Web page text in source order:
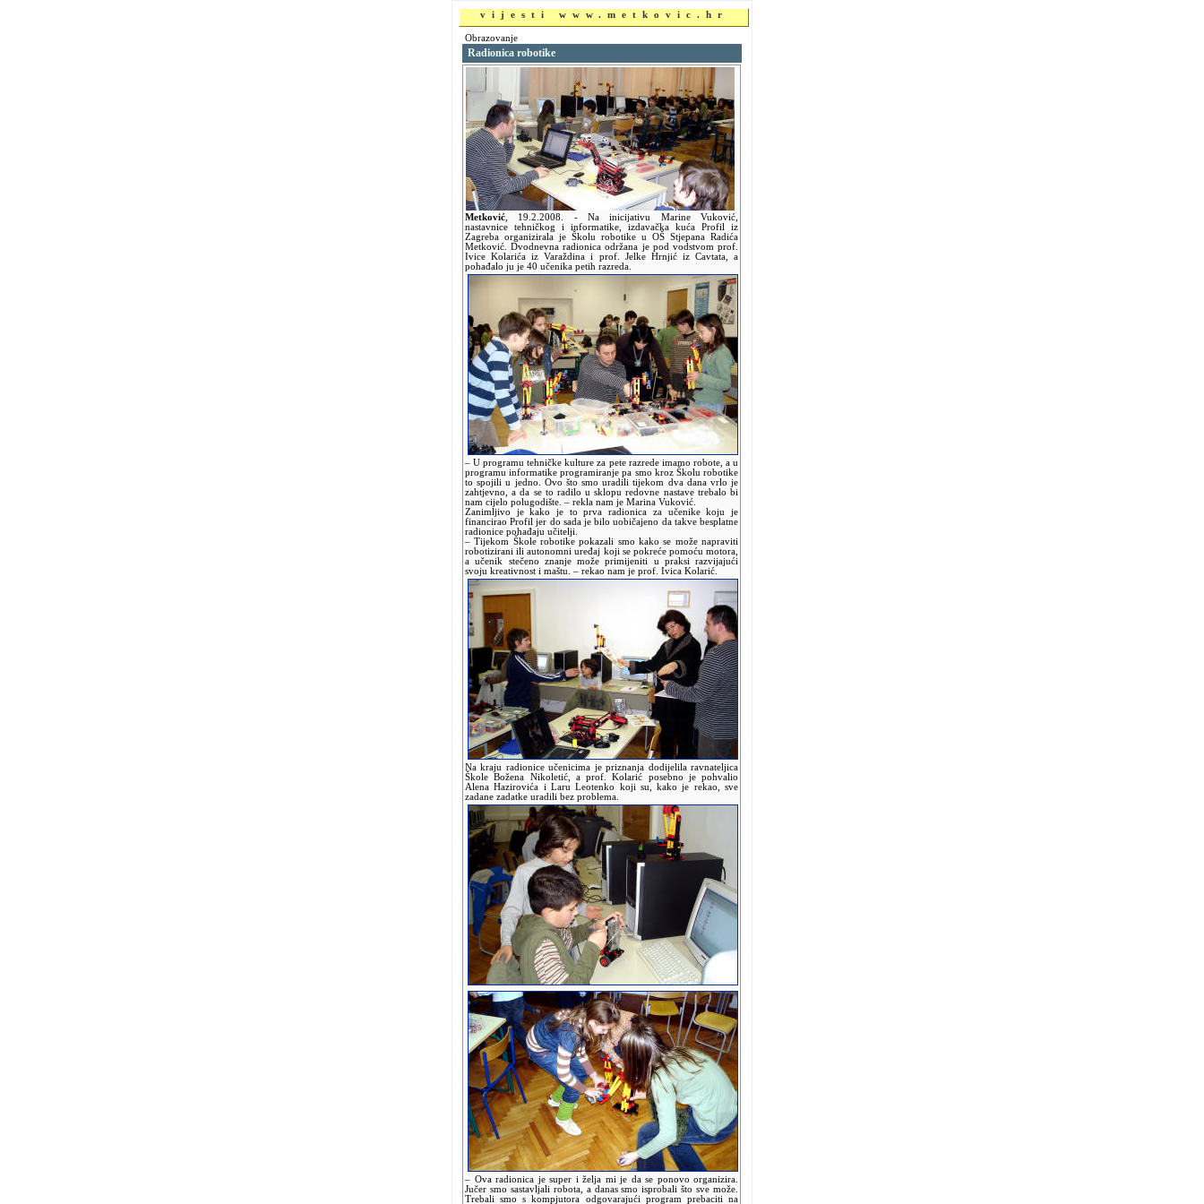
vijesti www.metkovic.hr
Obrazovanje
Radionica robotike
Metković 19.2.2008. - Na inicijativu Marine Vuković,
nastavnice tehničkog i informatike, izdavačka kuća Profil iz
Zagreba organizirala je Školu robotike u OŠ Stjepana Radića
Metković. Dvodnevna radionica održana je pod vodstvom prof.
Ivice Kolarića iz Varaždina i prof. Jelke Hrnjić iz Cavtata, a
pohađalo ju je 40 učenika petih razreda.
– U programu tehničke kulture za pete razrede imamo robote, a u
programu informatike programiranje pa smo kroz Školu robotike
to spojili u jedno. Ovo što smo uradili tijekom dva dana vrlo je
zahtjevno, a da se to radilo u sklopu redovne nastave trebalo bi
nam cijelo polugodište. – rekla nam je Marina Vuković.
Zanimljivo je kako je to prva radionica za učenike koju je
financirao Profil jer do sada je bilo uobičajeno da takve besplatne
radionice pohađaju učitelji.
– Tijekom Škole robotike pokazali smo kako se može napraviti
robotizirani ili autonomni uređaj koji se pokreće pomoću motora,
a učenik stečeno znanje može primijeniti u praksi razvijajući
svoju kreativnost i maštu. – rekao nam je prof. Ivica Kolarić.
Na kraju radionice učenicima je priznanja dodijelila ravnateljica
Škole Božena Nikoletić, a prof. Kolarić posebno je pohvalio
Alena Hazirovića i Laru Leotenko koji su, kako je rekao, sve
zadane zadatke uradili bez problema.
– Ova radionica je super i želja mi je da se ponovo organizira.
Jučer smo sastavljali robota, a danas smo isprobali što sve može.
Trebali smo s kompjutora odgovarajući program prebaciti na